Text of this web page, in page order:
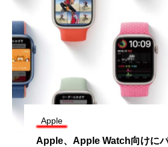
Apple
Apple、Apple Watch向けに